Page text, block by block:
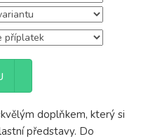
doplňkem, který si
představy. Do